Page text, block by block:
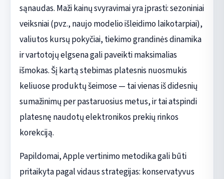
sąnaudas. Maži kainų svyravimai yra įprasti: sezoniniai
veiksniai (pvz., naujo modelio išleidimo laikotarpiai),
valiutos kursų pokyčiai, tiekimo grandinės dinamika
ir vartotojų elgsena gali paveikti maksimalias
išmokas. Šį kartą stebimas platesnis nuosmukis
keliuose produktų šeimose — tai vienas iš didesnių
sumažinimų per pastaruosius metus, ir tai atspindi
platesnę naudotų elektronikos prekių rinkos
korekciją.
Papildomai, Apple vertinimo metodika gali būti
pritaikyta pagal vidaus strategijas: konservatyvus